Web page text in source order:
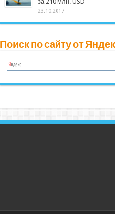
за 210 млн. USD
23.10.2017
Поиск по сайту от